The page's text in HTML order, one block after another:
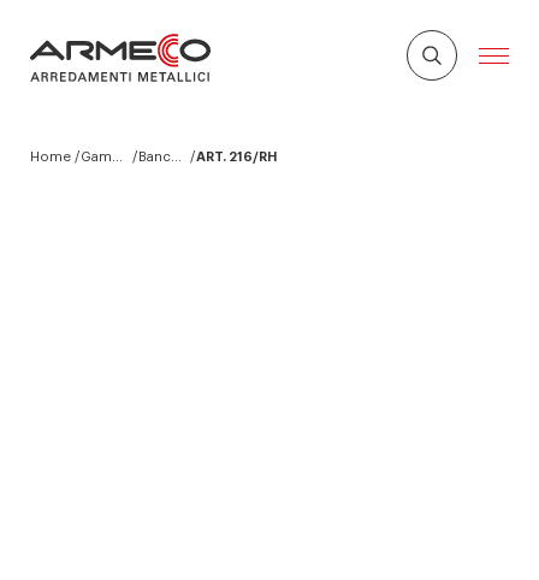
Home ART. 216/RH